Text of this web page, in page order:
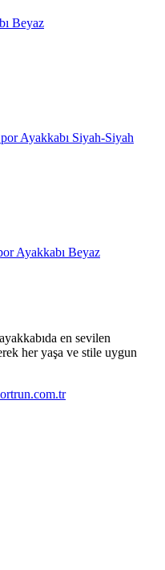
Beyaz
Ayakkabı Siyah-Siyah
Ayakkabı Beyaz
en sevilen
her yaşa ve stile uygun